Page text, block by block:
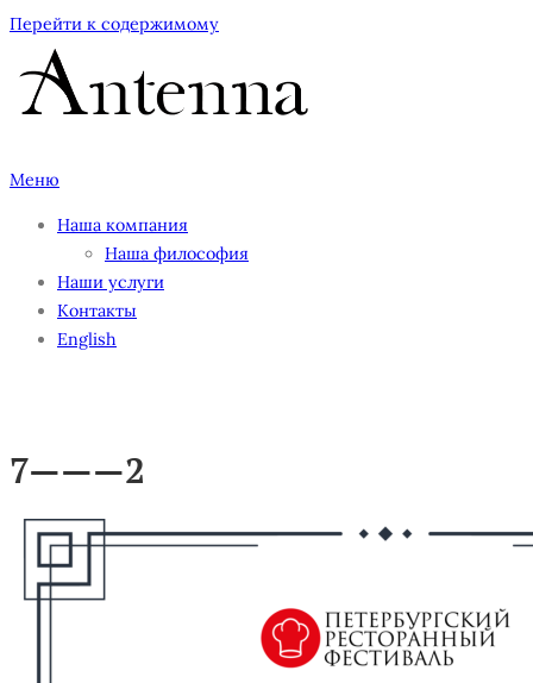
Перейти к содержимому
Меню
Наша компания
Наша философия
Наши услуги
Контакты
English
7———2